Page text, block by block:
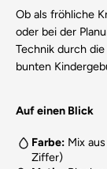
Ob als fröhliche
oder bei der
Technik durch
bunten
Auf einen Blick
Farbe: Mix
Ziffer)